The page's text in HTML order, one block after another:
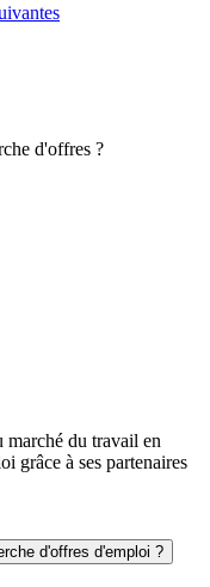
d'offres ?
marché du travail en
grâce à ses partenaires
d'offres d'emploi ?